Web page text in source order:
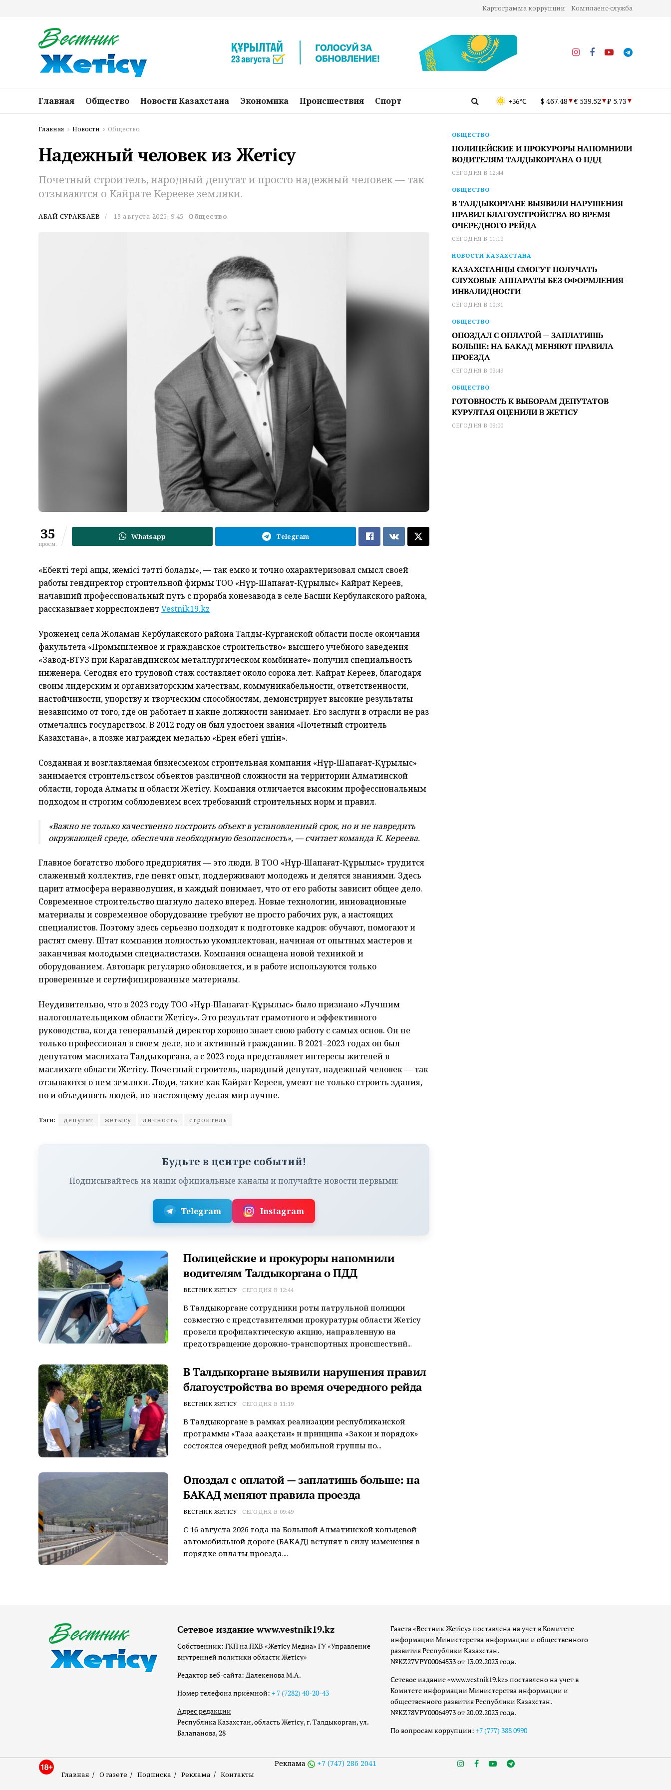
Картограмма коррупции Комплаенс-служба
Главная Общество Новости Казахстана Экономика Происшествия Спорт +36°C $ 467.48 € 539.52 ₽ 5.73
Главная Новости Общество
Надежный человек из Жетiсу
Почетный строитель, народный депутат и просто надежный человек — так
отзываются о Кайрате Керееве земляки.
АБАЙ СУРАКБАЕВ 13 августа 2025, 9:45 Общество
35
просм.
Whatsapp Telegram
«Еңбектің тері ащы, жемісі тәтті болады», — так емко и точно охарактеризовал смысл своей
работы гендиректор строительной фирмы ТОО «Нұр-Шапағат-Құрылыс» Кайрат Кереев,
начавший профессиональный путь с прораба конезавода в селе Басши Кербулакского района,
рассказывает корреспондентVestnik19.kz
Уроженец села Жоламан Кербулакского района Талды-Курганской области после окончания
факультета «Промышленное и гражданское строительство» высшего учебного заведения
«Завод-ВТУЗ при Карагандинском металлургическом комбинате» получил специальность
инженера. Сегодня его трудовой стаж составляет около сорока лет. Кайрат Кереев, благодаря
своим лидерским и организаторским качествам, коммуникабельности, ответственности,
настойчивости, упорству и творческим способностям, демонстрирует высокие результаты
независимо от того, где он работает и какие должности занимает. Его заслуги в отрасли не раз
отмечались государством. В 2012 году он был удостоен звания «Почетный строитель
Казахстана», а позже награжден медалью «Ерен еңбегі үшін».
Созданная и возглавляемая бизнесменом строительная компания «Нұр-Шапағат-Құрылыс»
занимается строительством объектов различной сложности на территории Алматинской
области, города Алматы и области Жетісу. Компания отличается высоким профессиональным
подходом и строгим соблюдением всех требований строительных норм и правил.
«Важно не только качественно построить объект в установленный срок, но и не навредить
окружающей среде, обеспечив необходимую безопасность», — считает команда К. Кереева.
Главное богатство любого предприятия — это люди. В ТОО «Нұр-Шапағат-Құрылыс» трудится
слаженный коллектив, где ценят опыт, поддерживают молодежь и делятся знаниями. Здесь
царит атмосфера неравнодушия, и каждый понимает, что от его работы зависит общее дело.
Современное строительство шагнуло далеко вперед. Новые технологии, инновационные
материалы и современное оборудование требуют не просто рабочих рук, а настоящих
специалистов. Поэтому здесь серьезно подходят к подготовке кадров: обучают, помогают и
растят смену. Штат компании полностью укомплектован, начиная от опытных мастеров и
заканчивая молодыми специалистами. Компания оснащена новой техникой и
оборудованием. Автопарк регулярно обновляется, и в работе используются только
проверенные и сертифицированные материалы.
Неудивительно, что в 2023 году ТОО «Нұр-Шапағат-Құрылыс» было признано «Лучшим
налогоплательщиком области Жетісу». Это результат грамотного и эффективного
руководства, когда генеральный директор хорошо знает свою работу с самых основ. Он не
только профессионал в своем деле, но и активный гражданин. В 2021–2023 годах он был
депутатом маслихата Талдыкоргана, а с 2023 года представляет интересы жителей в
маслихате области Жетісу. Почетный строитель, народный депутат, надежный человек — так
отзываются о нем земляки. Люди, такие как Кайрат Кереев, умеют не только строить здания,
но и объединять людей, по-настоящему делая мир лучше.
Тэги: депутат жетысу личность строитель
Будьте в центре событий!
Подписывайтесь на наши официальные каналы и получайте новости первыми:
Telegram Instagram
Полицейские и прокуроры напомнили
водителям Талдыкоргана о ПДД
ВЕСТНИК ЖЕТІСУ СЕГОДНЯ В 12:44
В Талдыкоргане сотрудники роты патрульной полиции
совместно с представителями прокуратуры области Жетісу
провели профилактическую акцию, направленную на
предотвращение дорожно-транспортных происшествий...
В Талдыкоргане выявили нарушения правил
благоустройства во время очередного рейда
ВЕСТНИК ЖЕТІСУ СЕГОДНЯ В 11:19
В Талдыкоргане в рамках реализации республиканской
программы «Таза Қазақстан» и принципа «Закон и порядок»
состоялся очередной рейд мобильной группы по...
Опоздал с оплатой — заплатишь больше: на
БАКАД меняют правила проезда
ВЕСТНИК ЖЕТІСУ СЕГОДНЯ В 09:49
С 16 августа 2026 года на Большой Алматинской кольцевой
автомобильной дороге (БАКАД) вступят в силу изменения в
порядке оплаты проезда....
ОБЩЕСТВО
ПОЛИЦЕЙСКИЕ И ПРОКУРОРЫ НАПОМНИЛИ
ВОДИТЕЛЯМ ТАЛДЫКОРГАНА О ПДД
СЕГОДНЯ В 12:44
ОБЩЕСТВО
В ТАЛДЫКОРГАНЕ ВЫЯВИЛИ НАРУШЕНИЯ
ПРАВИЛ БЛАГОУСТРОЙСТВА ВО ВРЕМЯ
ОЧЕРЕДНОГО РЕЙДА
СЕГОДНЯ В 11:19
НОВОСТИ КАЗАХСТАНА
КАЗАХСТАНЦЫ СМОГУТ ПОЛУЧАТЬ
СЛУХОВЫЕ АППАРАТЫ БЕЗ ОФОРМЛЕНИЯ
ИНВАЛИДНОСТИ
СЕГОДНЯ В 10:31
ОБЩЕСТВО
ОПОЗДАЛ С ОПЛАТОЙ — ЗАПЛАТИШЬ
БОЛЬШЕ: НА БАКАД МЕНЯЮТ ПРАВИЛА
ПРОЕЗДА
СЕГОДНЯ В 09:49
ОБЩЕСТВО
ГОТОВНОСТЬ К ВЫБОРАМ ДЕПУТАТОВ
КУРУЛТАЯ ОЦЕНИЛИ В ЖЕТІСУ
СЕГОДНЯ В 09:00
Сетевое издание www.vestnik19.kz
Собственник: ГКП на ПХВ «Жетісу Медиа» ГУ «Управление
внутренней политики области Жетісу»
Редактор веб-сайта: Далекенова М.А.
Номер телефона приёмной: + 7 (7282) 40-20-43
Адрес редакции
Республика Казахстан, область Жетісу, г. Талдыкорган, ул.
Балапанова, 28
Газета «Вестник Жетісу» поставлена на учет в Комитете
информации Министерства информации и общественного
развития Республики Казахстан.
№KZ27VPY00064533 от 13.02.2023 года.
Сетевое издание «www.vestnik19.kz» поставлено на учет в
Комитете информации Министерства информации и
общественного развития Республики Казахстан.
№KZ78VPY00064973 от 20.02.2023 года.
По вопросам коррупции: +7 (777) 388 0990
Главная О газете Подписка Реклама Контакты
Реклама +7 (747) 286 2041